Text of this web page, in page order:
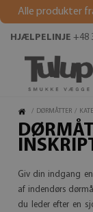
Alle produkter
HJÆLPELINJE +48
/ DØRMÅTTER /
Giv din indgang
af indendørs
du leder efter en